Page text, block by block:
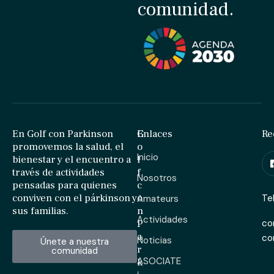
comunidad.
En Golf con Parkinson
promovemos la salud, el
bienestar y el encuentro a
través de actividades
pensadas para quienes
conviven con el párkinson y
sus familias.
Únete a nuestra
comunidad
G
o
l
f
c
o
n
P
a
r
k
Enlaces
Inicio
Nosotros
Amateurs
Actividades
Noticias
ASOCIATE